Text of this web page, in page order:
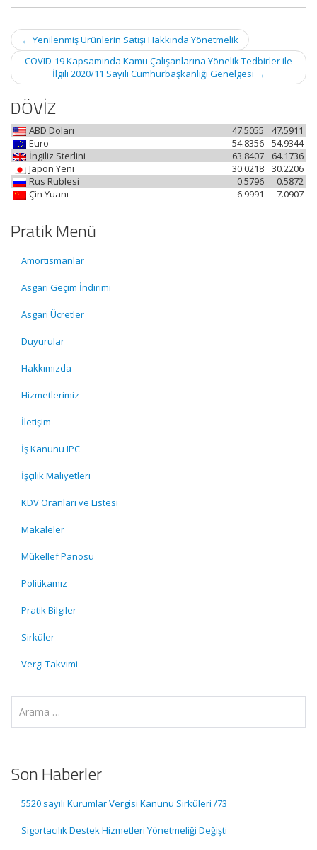
Post
navigation
← Yenilenmiş Ürünlerin Satışı Hakkında Yönetmelik
COVID-19 Kapsamında Kamu Çalışanlarına Yönelik Tedbirler ile
İlgili 2020/11 Sayılı Cumhurbaşkanlığı Genelgesi →
DÖVİZ
ABD Doları 47.5911
47.5055
Euro
54.9344
54.8356
İngiliz Sterlini
64.1736
63.8407
Japon Yeni
30.2206
30.0218
Rus Rublesi
0.5872
0.5796
Çin Yuanı
7.0907
6.9991
Pratik Menü
Amortismanlar
Asgari Geçim İndirimi
Asgari Ücretler
Duyurular
Hakkımızda
Hizmetlerimiz
İletişim
İş Kanunu IPC
İşçilik Maliyetleri
KDV Oranları ve Listesi
Makaleler
Mükellef Panosu
Politikamız
Pratik Bilgiler
Sirküler
Vergi Takvimi
Son Haberler
5520 sayılı Kurumlar Vergisi Kanunu Sirküleri /73
Sigortacılık Destek Hizmetleri Yönetmeliği Değişti